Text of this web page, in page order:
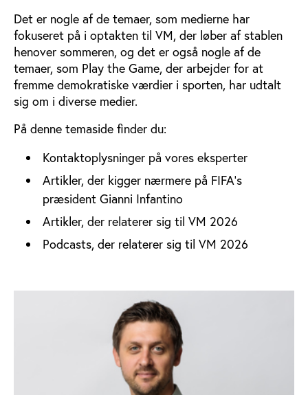
Det er nogle af de temaer, som medierne har
fokuseret på i optakten til VM, der løber af stablen
henover sommeren, og det er også nogle af de
temaer, som Play the Game, der arbejder for at
fremme demokratiske værdier i sporten, har udtalt
sig om i diverse medier.
På denne temaside finder du:
Kontaktoplysninger på vores eksperter
Artikler, der kigger nærmere på FIFA's
præsident Gianni Infantino
Artikler, der relaterer sig til VM 2026
Podcasts, der relaterer sig til VM 2026